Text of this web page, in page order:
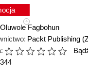
Oluwole Fagbohun
Packt Publishing
344